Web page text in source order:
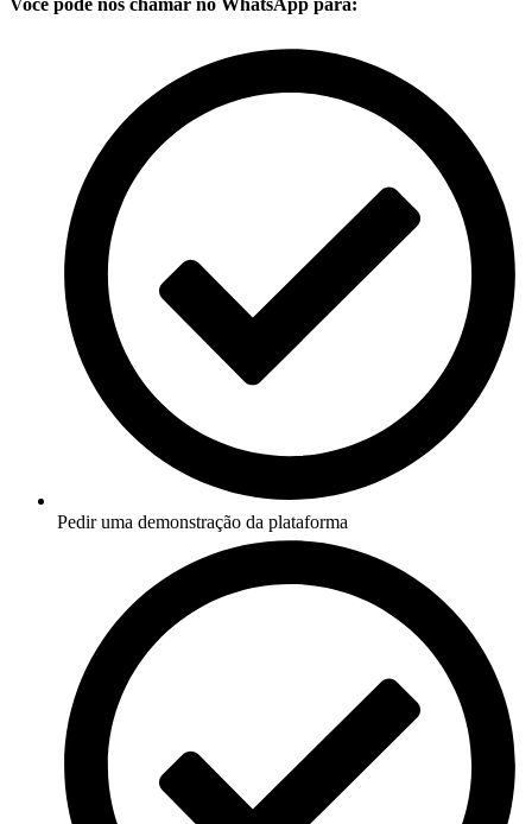
Você pode nos chamar no WhatsApp para:
Pedir uma demonstração da plataforma